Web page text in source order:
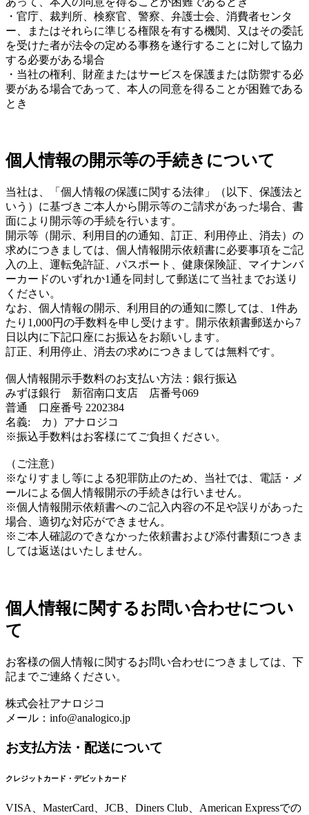
・官庁、裁判所、検察官、警察、弁護士会、消費者センタ
ー、またはそれらに準じる権限を有する機関、又はその委託
を受けた者が法令の定める事務を遂行することに対して協力
する必要がある場合
・当社の権利、財産またはサービスを保護または防禦する必
要がある場合であって、本人の同意を得ることが困難である
とき
個人情報の開示等の手続きについて
当社は、「個人情報の保護に関する法律」（以下、保護法と
いう）に基づきご本人から開示等のご請求があった場合、書
面により開示等の手続を行います。
開示等（開示、利用目的の通知、訂正、利用停止、消去）の
求めにつきましては、個人情報開示依頼書に必要事項をご記
入の上、運転免許証、パスポート、健康保険証、マイナンバ
ーカードのいずれか1通を同封して郵送にて当社までお送り
ください。
なお、個人情報の開示、利用目的の通知に際しては、1件あ
たり1,000円の手数料を申し受けます。開示依頼書郵送から7
日以内に下記口座にお振込をお願いします。
訂正、利用停止、消去の求めにつきましては無料です。
個人情報開示手数料のお支払い方法：銀行振込
みずほ銀行 新宿南口支店 店番号069
普通 口座番号 2202384
名義: カ）アナロジコ
※振込手数料はお客様にてご負担ください。
（ご注意）
※なりすまし等による犯罪防止のため、当社では、電話・メ
ールによる個人情報開示の手続きは行いません。
※個人情報開示依頼書へのご記入内容の不足や誤りがあった
場合、適切な対応ができません。
※ご本人確認のできなかった依頼書および添付書類につきま
しては返送はいたしません。
個人情報に関するお問い合わせについ
て
お客様の個人情報に関するお問い合わせにつきましては、下
記までご連絡ください。
株式会社アナロジコ
メール：info@analogico.jp
お支払方法・配送について
クレジットカード・デビットカード
VISA、MasterCard、JCB、Diners Club、American Expressでの